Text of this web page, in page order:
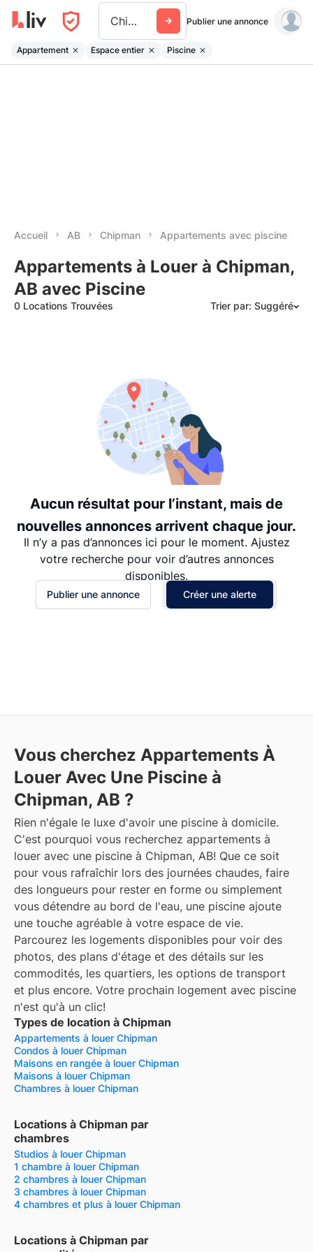
Chipman Ab Publier une annonce
Appartement Espace entier Piscine
Accueil AB Chipman Appartements avec piscine
Appartements à Louer à Chipman,
AB avec Piscine
0 Locations Trouvées Trier par: Suggéré
Date: les plus anciens d’abord
Aucun résultat pour l’instant, mais de
nouvelles annonces arrivent chaque jour.
Il n’y a pas d’annonces ici pour le moment. Ajustez
votre recherche pour voir d’autres annonces
disponibles.
Publier une annonce Créer une alerte
Vous cherchez Appartements À
Louer Avec Une Piscine à
Chipman, AB ?
Rien n'égale le luxe d'avoir une piscine à domicile.
C'est pourquoi vous recherchez appartements à
louer avec une piscine à Chipman, AB! Que ce soit
pour vous rafraîchir lors des journées chaudes, faire
des longueurs pour rester en forme ou simplement
vous détendre au bord de l'eau, une piscine ajoute
une touche agréable à votre espace de vie.
Parcourez les logements disponibles pour voir des
photos, des plans d'étage et des détails sur les
commodités, les quartiers, les options de transport
et plus encore. Votre prochain logement avec piscine
n'est qu'à un clic!
Types de location à Chipman
Appartements à louer Chipman
Condos à louer Chipman
Maisons en rangée à louer Chipman
Maisons à louer Chipman
Chambres à louer Chipman
Locations à Chipman par
chambres
Studios à louer Chipman
1 chambre à louer Chipman
2 chambres à louer Chipman
3 chambres à louer Chipman
4 chambres et plus à louer Chipman
Locations à Chipman par